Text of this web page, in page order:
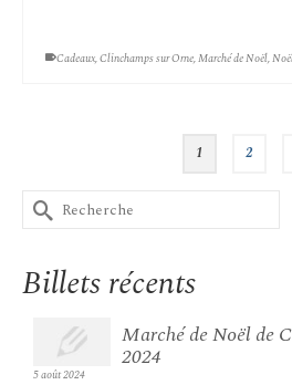
Cadeaux,Clinchamps sur Orne,Marché de Noël,
1 2
Rechercher :
Billets récents
Marché de Noël de
2024
5 août 2024